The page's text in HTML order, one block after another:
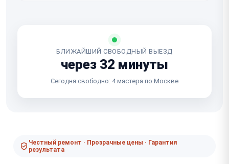
БЛИЖАЙШИЙ СВОБОДНЫЙ ВЫЕЗД
через 32 минуты
Сегодня свободно: 4 мастера по Москве
Честный ремонт · Прозрачные цены · Гарантия
результата